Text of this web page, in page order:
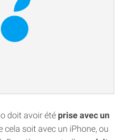
doit avoir été prise avec un
cela soit avec un iPhone, ou